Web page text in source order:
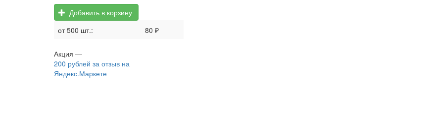
Добавить в корзину
от 500 шт.:
80 ₽
Акция —
200 рублей за отзыв на
Яндекс.Маркете